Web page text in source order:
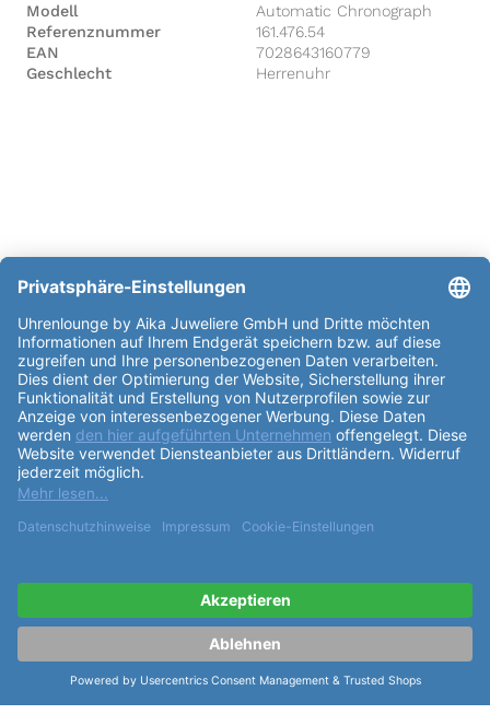
Modell
Automatic Chronograph
Referenznummer
161.476.54
EAN
7028643160779
Geschlecht
Herrenuhr